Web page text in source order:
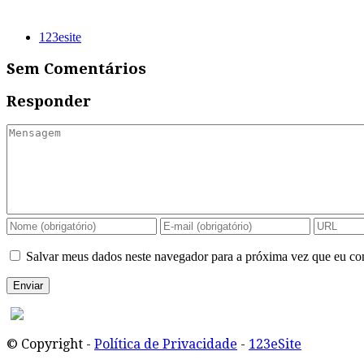
123esite
Sem Comentários
Responder
Salvar meus dados neste navegador para a próxima vez que eu
© Copyright - Política de Privacidade - 123eSite